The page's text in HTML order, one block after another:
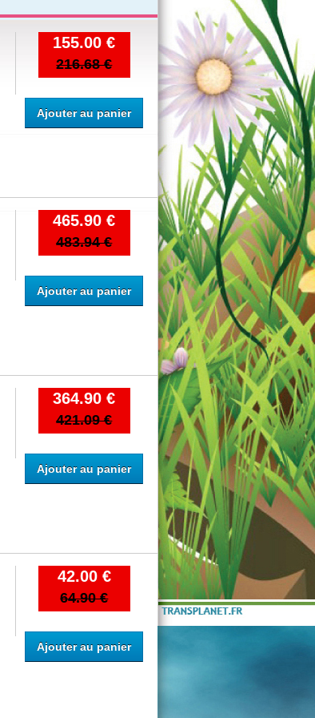
155.00 €
216.68 €
Ajouter au panier
465.90 €
483.94 €
Ajouter au panier
364.90 €
421.09 €
Ajouter au panier
42.00 €
64.90 €
Ajouter au panier